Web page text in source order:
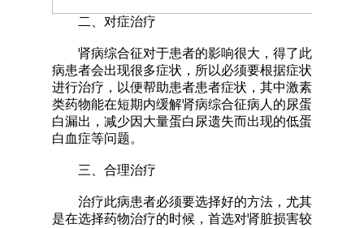
二、对症治疗
肾病综合征对于患者的影响很大，得了此
病患者会出现很多症状，所以必须要根据症状
进行治疗，以便帮助患者患者症状，其中激素
类药物能在短期内缓解肾病综合征病人的尿蛋
白漏出，减少因大量蛋白尿遗失而出现的低蛋
白血症等问题。
三、合理治疗
治疗此病患者必须要选择好的方法，尤其
是在选择药物治疗的时候，首选对肾脏损害较